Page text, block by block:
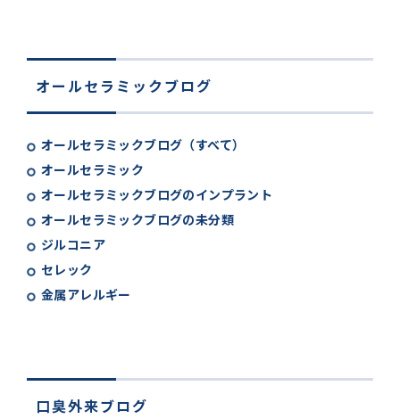
オールセラミックブログ
オールセラミックブログ（すべて）
オールセラミック
オールセラミックブログのインプラント
オールセラミックブログの未分類
ジルコニア
セレック
金属アレルギー
口臭外来ブログ